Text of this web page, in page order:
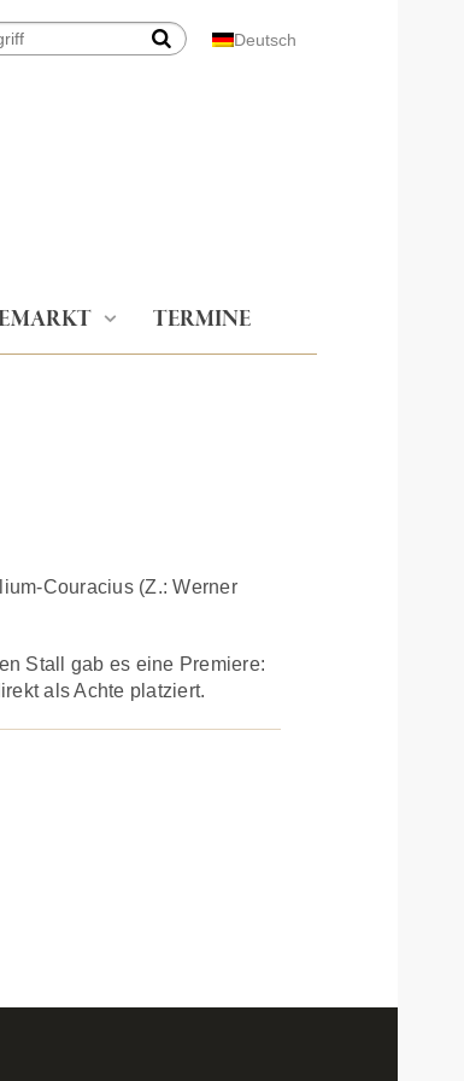
Deutsch
TERMINE
Couracius (Z.: Werner
Stall gab es eine Premiere:
als Achte platziert.